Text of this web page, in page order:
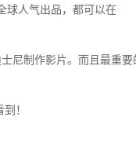
球人气出品，都可以在
尼制作影片。而且最重要
！